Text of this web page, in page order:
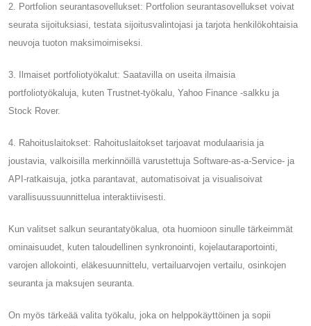
2. Portfolion seurantasovellukset: Portfolion seurantasovellukset voivat
seurata sijoituksiasi, testata sijoitusvalintojasi ja tarjota henkilökohtaisia ​​
neuvoja tuoton maksimoimiseksi.
3. Ilmaiset portfoliotyökalut: Saatavilla on useita ilmaisia ​​
portfoliotyökaluja, kuten Trustnet-työkalu, Yahoo Finance -salkku ja
Stock Rover.
4. Rahoituslaitokset: Rahoituslaitokset tarjoavat modulaarisia ja
joustavia, valkoisilla merkinnöillä varustettuja Software-as-a-Service- ja
API-ratkaisuja, jotka parantavat, automatisoivat ja visualisoivat
varallisuussuunnittelua interaktiivisesti.
Kun valitset salkun seurantatyökalua, ota huomioon sinulle tärkeimmät
ominaisuudet, kuten taloudellinen synkronointi, kojelautaraportointi,
varojen allokointi, eläkesuunnittelu, vertailuarvojen vertailu, osinkojen
seuranta ja maksujen seuranta.
On myös tärkeää valita työkalu, joka on helppokäyttöinen ja sopii